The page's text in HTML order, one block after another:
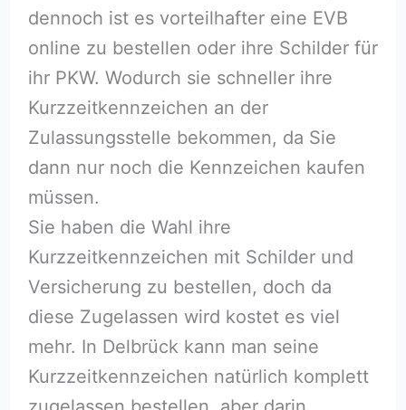
dennoch ist es vorteilhafter eine EVB
online zu bestellen oder ihre Schilder für
ihr PKW. Wodurch sie schneller ihre
Kurzzeitkennzeichen an der
Zulassungsstelle bekommen, da Sie
dann nur noch die Kennzeichen kaufen
müssen.
Sie haben die Wahl ihre
Kurzzeitkennzeichen mit Schilder und
Versicherung zu bestellen, doch da
diese Zugelassen wird kostet es viel
mehr. In Delbrück kann man seine
Kurzzeitkennzeichen natürlich komplett